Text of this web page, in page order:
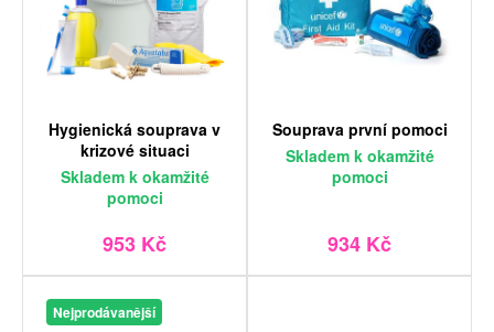
Hygienická souprava v
krizové situaci
Skladem k okamžité
pomoci
953 Kč
Souprava první pomoci
Skladem k okamžité
pomoci
934 Kč
Nejprodávanější